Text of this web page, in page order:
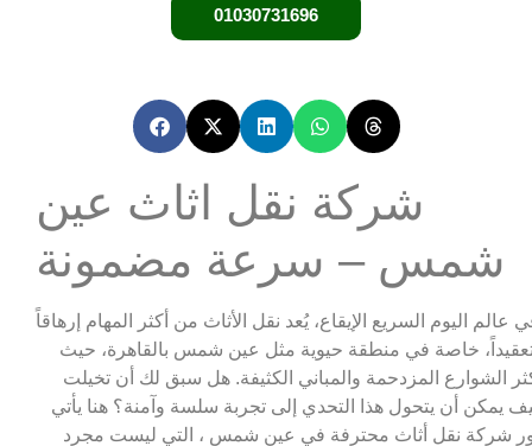
01030731696
شركة نقل اثاث عين
شمس – سرعة مضمونة
عالم اليوم السريع الإيقاع، يُعد نقل الأثاث من أكثر المهام إرهاقاً
خاصة في منطقة حيوية مثل عين شمس بالقاهرة، حيث
الشوارع المزدحمة والمباني الكثيفة. هل سبق لك أن تخيلت
يمكن أن يتحول هذا التحدي إلى تجربة سلسة وآمنة؟ هنا يأتي
شركة نقل أثاث محترفة في عين شمس ، التي ليست مجرد